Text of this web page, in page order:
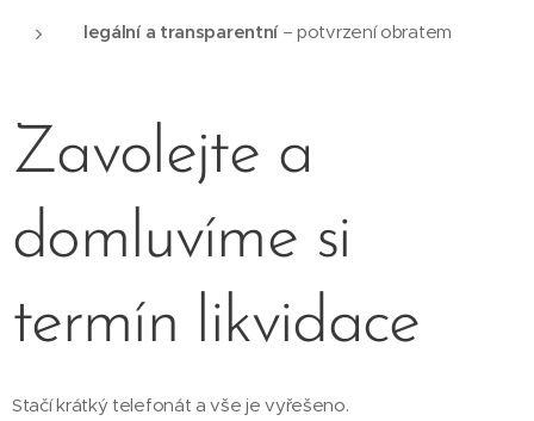
legální a transparentní– potvrzení obratem
Zavolejte a
domluvíme si
termín likvidace
Stačí krátký telefonát a vše je vyřešeno.